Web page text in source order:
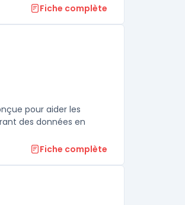
Fiche complète
catégorie
pour aider les
des données en
Fiche complète